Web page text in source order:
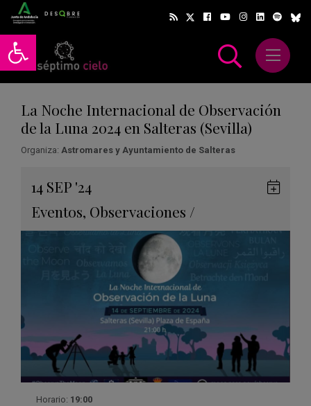
Abrir barra de herramientas
Abrir
La Noche Internacional de Observación
de la Luna 2024 en Salteras (Sevilla)
Organiza: Astromares y Ayuntamiento de Salteras
14 SEP '24
Eventos, Observaciones /
Horario: 19:00